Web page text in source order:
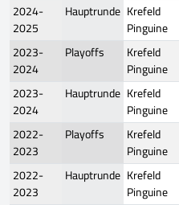
2024-
2025
Hauptrunde Krefeld
Pinguine
2023-
2024
Playoffs
Krefeld
Pinguine
2023-
2024
Hauptrunde Krefeld
Pinguine
2022-
2023
Playoffs
Krefeld
Pinguine
2022-
2023
Hauptrunde Krefeld
Pinguine